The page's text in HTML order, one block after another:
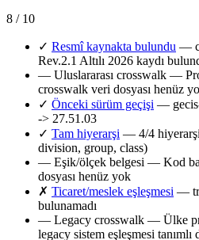
8 / 10
✓ Resmî kaynakta bulundu —
Rev.2.1 Altılı 2026 kaydı
— Uluslararası crosswalk —
crosswalk veri dosyası henüz
✓ Önceki sürüm geçişi —
-> 27.51.03
✓ Tam hiyerarşi — 4/4 hiyerarşi
division, group, class)
— Eşik/ölçek belgesi — Kod
dosyası henüz yok
✗ Ticaret/meslek eşleşmesi —
bulunamadı
— Legacy crosswalk — Ülke
legacy sistem eşleşmesi tanımlı